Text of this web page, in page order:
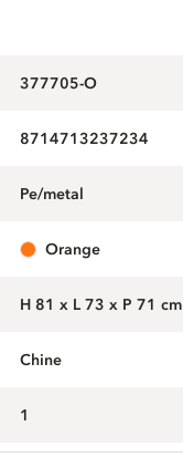
377705-O
8714713237234
pe/metal
orange
H 81 x L 73 x P 71 cm
Chine
1